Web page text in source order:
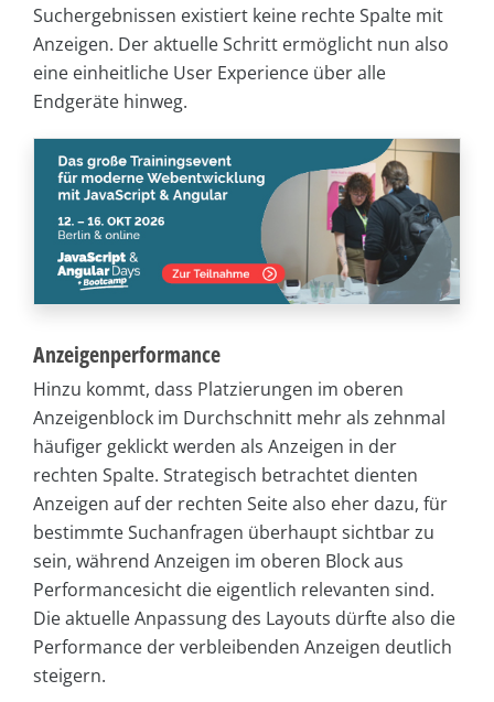
Suchergebnissen existiert keine rechte Spalte mit
Anzeigen. Der aktuelle Schritt ermöglicht nun also
eine einheitliche User Experience über alle
Endgeräte hinweg.
Anzeigenperformance
Hinzu kommt, dass Platzierungen im oberen
Anzeigenblock im Durchschnitt mehr als zehnmal
häufiger geklickt werden als Anzeigen in der
rechten Spalte. Strategisch betrachtet dienten
Anzeigen auf der rechten Seite also eher dazu, für
bestimmte Suchanfragen überhaupt sichtbar zu
sein, während Anzeigen im oberen Block aus
Performancesicht die eigentlich relevanten sind.
Die aktuelle Anpassung des Layouts dürfte also die
Performance der verbleibenden Anzeigen deutlich
steigern.